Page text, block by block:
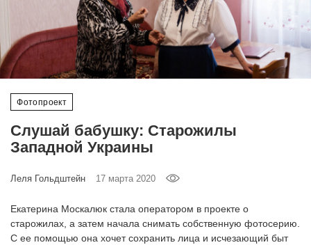
Фотопроект
Слушай бабушку: Старожилы
Западной Украины
Леля Гольдштейн 17 марта 2020
Екатерина Москалюк стала оператором в проекте о
старожилах, а затем начала снимать собственную фотосерию.
С ее помощью она хочет сохранить лица и исчезающий быт